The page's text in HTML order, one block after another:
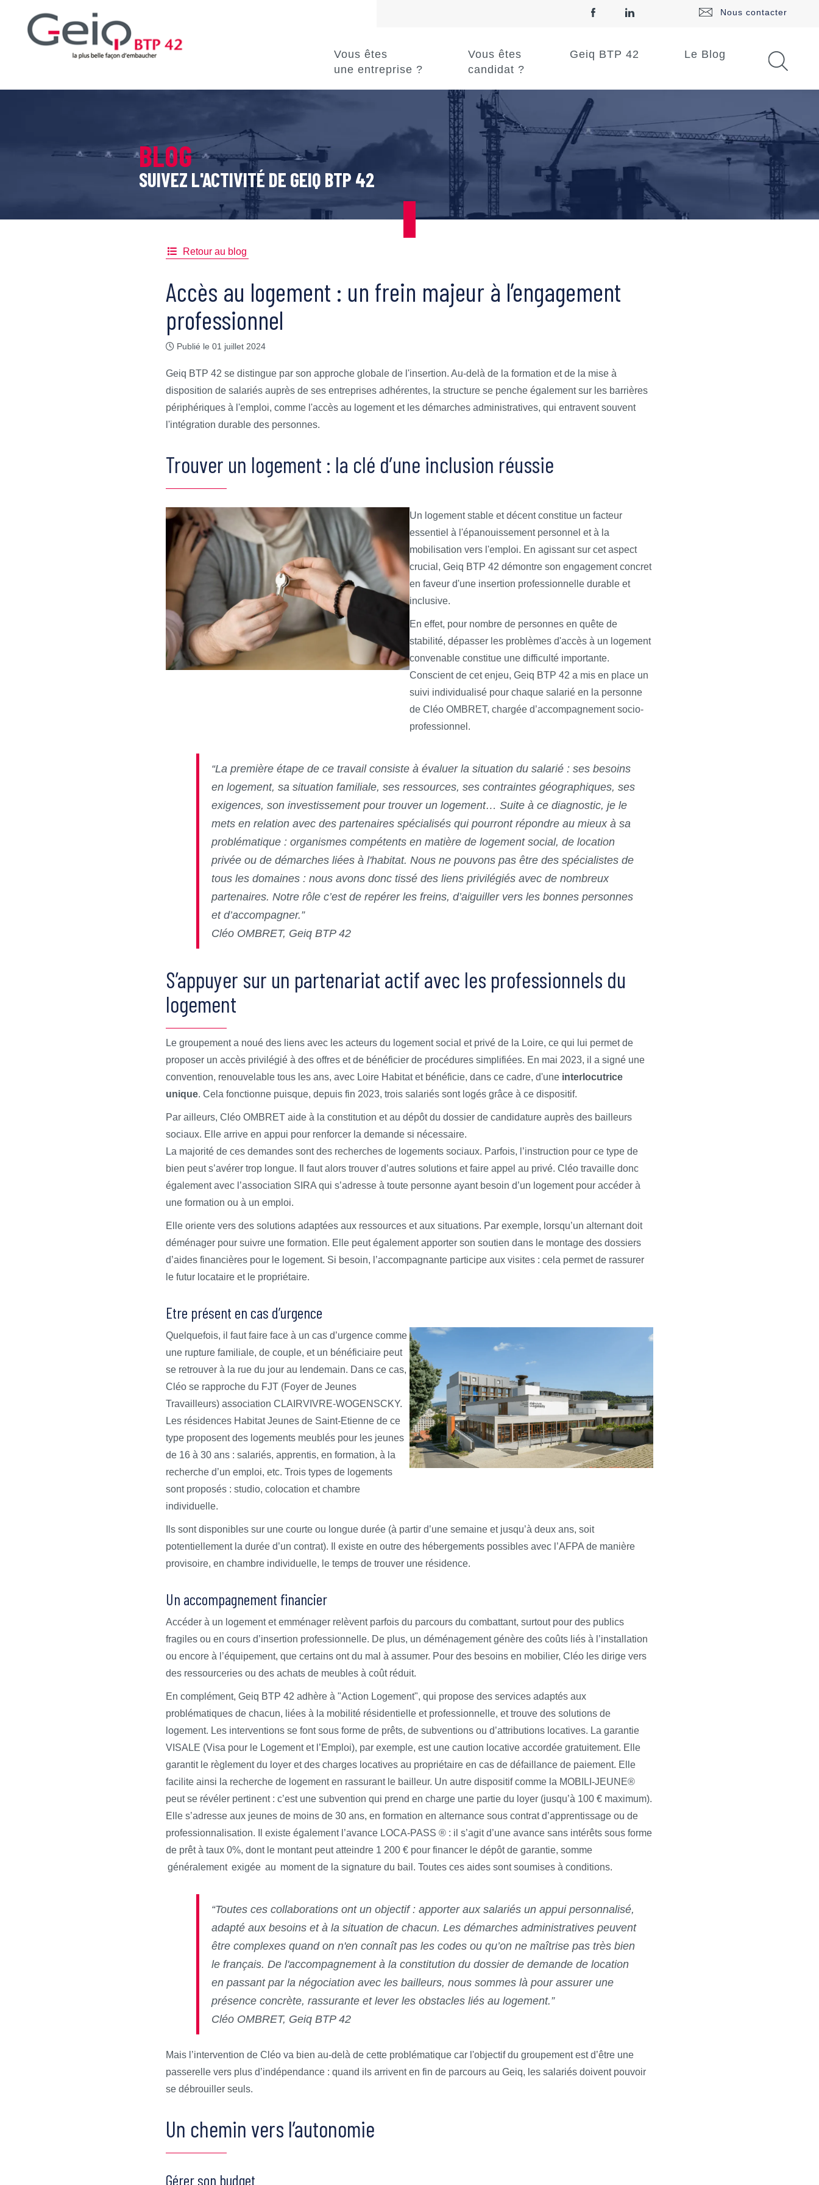
Nous contacter
Vous êtes
une entreprise ?
Vous êtes
candidat ?
Geiq BTP 42 Le Blog
BLOG
SUIVEZ L'ACTIVITÉ DE GEIQ BTP 42
Retour au blog
Accès au logement : un frein majeur à l’engagement
professionnel
Publié le 01 juillet 2024
Geiq BTP 42 se distingue par son approche globale de l'insertion. Au-delà de la formation et de la mise à
disposition de salariés auprès de ses entreprises adhérentes, la structure se penche également sur les barrières
périphériques à l'emploi, comme l'accès au logement et les démarches administratives, qui entravent souvent
l'intégration durable des personnes.
Trouver un logement : la clé d’une inclusion réussie
Un logement stable et décent constitue un facteur
essentiel à l'épanouissement personnel et à la
mobilisation vers l'emploi. En agissant sur cet aspect
crucial, Geiq BTP 42 démontre son engagement concret
en faveur d'une insertion professionnelle durable et
inclusive.
En effet, pour nombre de personnes en quête de
stabilité, dépasser les problèmes d'accès à un logement
convenable constitue une difficulté importante.
Conscient de cet enjeu, Geiq BTP 42 a mis en place un
suivi individualisé pour chaque salarié en la personne
de Cléo OMBRET, chargée d’accompagnement socio-
professionnel.
“La première étape de ce travail consiste à évaluer la situation du salarié : ses besoins
en logement, sa situation familiale, ses ressources, ses contraintes géographiques, ses
exigences, son investissement pour trouver un logement… Suite à ce diagnostic, je le
mets en relation avec des partenaires spécialisés qui pourront répondre au mieux à sa
problématique : organismes compétents en matière de logement social, de location
privée ou de démarches liées à l'habitat. Nous ne pouvons pas être des spécialistes de
tous les domaines : nous avons donc tissé des liens privilégiés avec de nombreux
partenaires. Notre rôle c’est de repérer les freins, d’aiguiller vers les bonnes personnes
et d’accompagner.”
Cléo OMBRET, Geiq BTP 42
S’appuyer sur un partenariat actif avec les professionnels du
logement
Le groupement a noué des liens avec les acteurs du logement social et privé de la Loire, ce qui lui permet de
proposer un accès privilégié à des offres et de bénéficier de procédures simplifiées. En mai 2023, il a signé une
convention, renouvelable tous les ans, avec Loire Habitat et bénéficie, dans ce cadre, d'une interlocutrice
unique. Cela fonctionne puisque, depuis fin 2023, trois salariés sont logés grâce à ce dispositif.
Par ailleurs, Cléo OMBRET aide à la constitution et au dépôt du dossier de candidature auprès des bailleurs
sociaux. Elle arrive en appui pour renforcer la demande si nécessaire.
La majorité de ces demandes sont des recherches de logements sociaux. Parfois, l’instruction pour ce type de
bien peut s’avérer trop longue. Il faut alors trouver d’autres solutions et faire appel au privé. Cléo travaille donc
également avec l’association SIRA qui s’adresse à toute personne ayant besoin d’un logement pour accéder à
une formation ou à un emploi.
Elle oriente vers des solutions adaptées aux ressources et aux situations. Par exemple, lorsqu’un alternant doit
déménager pour suivre une formation. Elle peut également apporter son soutien dans le montage des dossiers
d’aides financières pour le logement. Si besoin, l’accompagnante participe aux visites : cela permet de rassurer
le futur locataire et le propriétaire.
Etre présent en cas d’urgence
Quelquefois, il faut faire face à un cas d’urgence comme
une rupture familiale, de couple, et un bénéficiaire peut
se retrouver à la rue du jour au lendemain. Dans ce cas,
Cléo se rapproche du FJT (Foyer de Jeunes
Travailleurs) association CLAIRVIVRE-WOGENSCKY.
Les résidences Habitat Jeunes de Saint-Etienne de ce
type proposent des logements meublés pour les jeunes
de 16 à 30 ans : salariés, apprentis, en formation, à la
recherche d’un emploi, etc. Trois types de logements
sont proposés : studio, colocation et chambre
individuelle.
Ils sont disponibles sur une courte ou longue durée (à partir d’une semaine et jusqu’à deux ans, soit
potentiellement la durée d’un contrat). Il existe en outre des hébergements possibles avec l’AFPA de manière
provisoire, en chambre individuelle, le temps de trouver une résidence.
Un accompagnement financier
Accéder à un logement et emménager relèvent parfois du parcours du combattant, surtout pour des publics
fragiles ou en cours d’insertion professionnelle. De plus, un déménagement génère des coûts liés à l’installation
ou encore à l’équipement, que certains ont du mal à assumer. Pour des besoins en mobilier, Cléo les dirige vers
des ressourceries ou des achats de meubles à coût réduit.
En complément, Geiq BTP 42 adhère à "Action Logement", qui propose des services adaptés aux
problématiques de chacun, liées à la mobilité résidentielle et professionnelle, et trouve des solutions de
logement. Les interventions se font sous forme de prêts, de subventions ou d’attributions locatives. La garantie
VISALE (Visa pour le Logement et l’Emploi), par exemple, est une caution locative accordée gratuitement. Elle
garantit le règlement du loyer et des charges locatives au propriétaire en cas de défaillance de paiement. Elle
facilite ainsi la recherche de logement en rassurant le bailleur. Un autre dispositif comme la MOBILI-JEUNE®
peut se révéler pertinent : c’est une subvention qui prend en charge une partie du loyer (jusqu’à 100 € maximum).
Elle s’adresse aux jeunes de moins de 30 ans, en formation en alternance sous contrat d’apprentissage ou de
professionnalisation. Il existe également l’avance LOCA-PASS ® : il s’agit d’une avance sans intérêts sous forme
de prêt à taux 0%, dont le montant peut atteindre 1 200 € pour financer le dépôt de garantie, somme
généralement exigée au moment de la signature du bail. Toutes ces aides sont soumises à conditions.
“Toutes ces collaborations ont un objectif : apporter aux salariés un appui personnalisé,
adapté aux besoins et à la situation de chacun. Les démarches administratives peuvent
être complexes quand on n'en connaît pas les codes ou qu’on ne maîtrise pas très bien
le français. De l'accompagnement à la constitution du dossier de demande de location
en passant par la négociation avec les bailleurs, nous sommes là pour assurer une
présence concrète, rassurante et lever les obstacles liés au logement.”
Cléo OMBRET, Geiq BTP 42
Mais l’intervention de Cléo va bien au-delà de cette problématique car l'objectif du groupement est d’être une
passerelle vers plus d’indépendance : quand ils arrivent en fin de parcours au Geiq, les salariés doivent pouvoir
se débrouiller seuls.
Un chemin vers l’autonomie
Gérer son budget